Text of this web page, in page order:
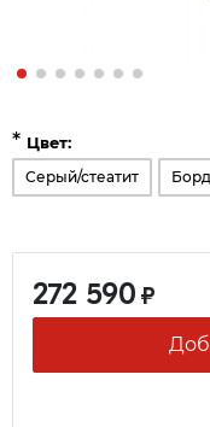
* Цвет:
Серый/стеатит
272 590 ₽